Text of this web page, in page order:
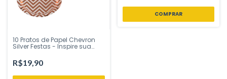
10 Pratos de Papel Chevron
Silver Festas - Inspire sua
R$19,90